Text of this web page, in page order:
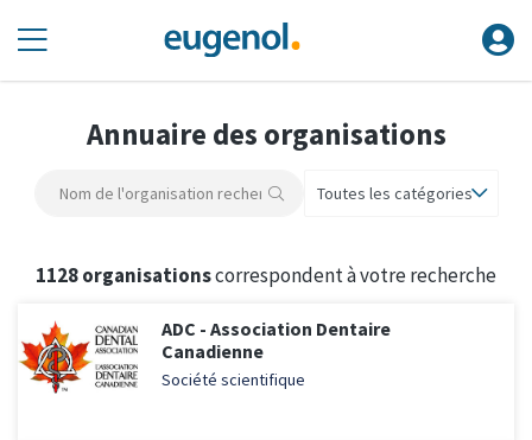
Annuaire des organisations
Toutes les catégories
1128 organisationscorrespondent à votre recherche
ADC - Association Dentaire
Canadienne
Société scientifique